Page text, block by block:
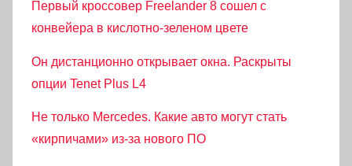
Первый кроссовер Freelander 8 сошел с
конвейера в кислотно-зеленом цвете
Он дистанционно открывает окна. Раскрыты
опции Tenet Plus L4
Не только Mercedes. Какие авто могут стать
«кирпичами» из-за нового ПО